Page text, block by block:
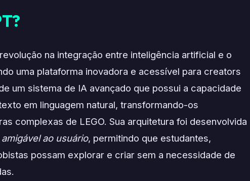
na integração entre inteligência artificial e o
uma plataforma inovadora e acessível para creators
um sistema de IA avançado que possui a capacidade
em linguagem natural, transformando-os
complexas de LEGO. Sua arquitetura foi desenvolvida
ao usuário, permitindo que estudantes,
possam explorar e criar sem a necessidade de